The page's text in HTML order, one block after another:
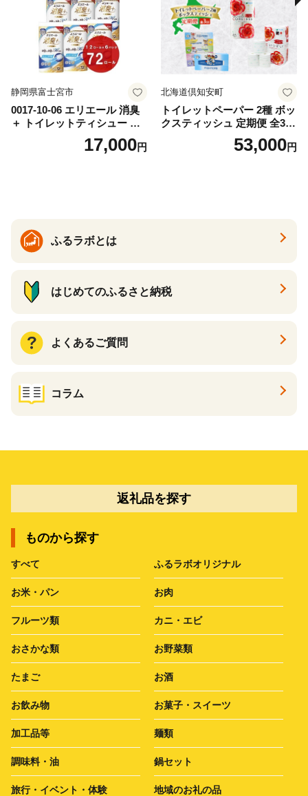
静岡県富士宮市
0017-10-06 エリエール 消臭
＋ トイレットティシュー し
っかり香るフレッシュクリア
の香り ダブル 12ロール×6パ
17,000円
北海道倶知安町
トイレットペーパー 2種 ボッ
クスティッシュ 定期便 全3
回 日本製 まとめ買い 防災
常備品 日用雑貨 消耗品 生活
53,000円
ふるラボとは
はじめてのふるさと納税
よくあるご質問
コラム
返礼品を探す
ものから探す
すべて ふるラボオリジナル
お米・パン お肉
フルーツ類 カニ・エビ
おさかな類 お野菜類
たまご お酒
お飲み物 お菓子・スイーツ
加工品等 麺類
調味料・油 鍋セット
旅行・イベント・体験 地域のお礼の品